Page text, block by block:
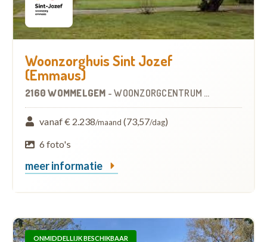
Woonzorghuis Sint Jozef
(Emmaus)
2160 WOMMELGEM -WOONZORGCENTRUM (WZC)
vanaf € 2.238/maand (73,57/dag)
6 foto's
meer informatie
ONMIDDELLIJK BESCHIKBAAR